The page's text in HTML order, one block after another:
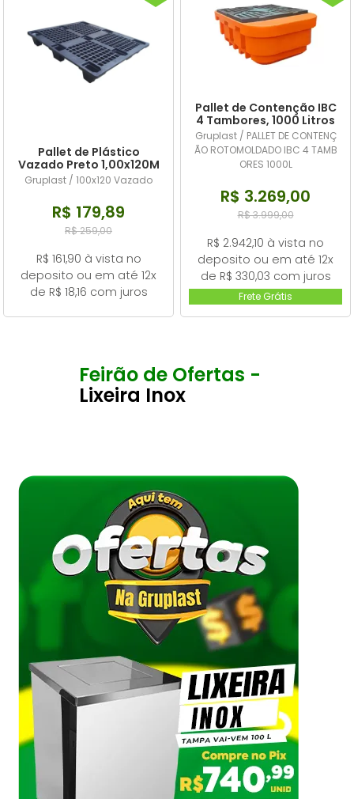
Pallet de Plástico
Vazado Preto 1,00x120M
Gruplast / 100x120 Vazado
R$ 179,89
R$ 259,00
R$ 161,90 à vista no
deposito ou em até 12x
de R$ 18,16 com juros
Pallet de Contenção IBC
4 Tambores, 1000 Litros
Gruplast / PALLET DE CONTENÇ
ÃO ROTOMOLDADO IBC 4 TAMB
ORES 1000L
R$ 3.269,00
R$ 3.999,00
R$ 2.942,10 à vista no
deposito ou em até 12x
de R$ 330,03 com juros
Frete Grátis
Feirão de Ofertas -
Lixeira Inox